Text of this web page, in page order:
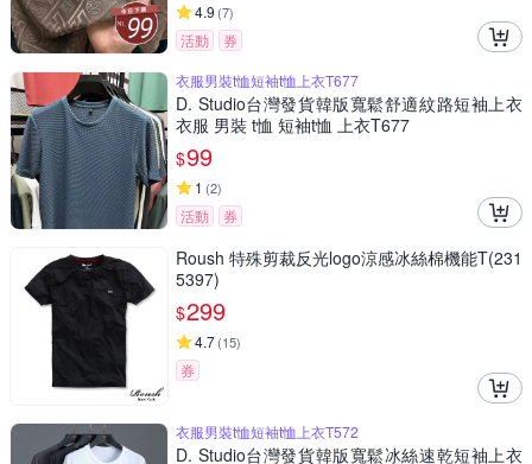
4.9 (7)
活動
券
衣服男裝t恤短袖t恤上衣T677
D. Studio台灣發貨韓版寬鬆舒適紋路短袖上衣
衣服 男裝 t恤 短袖t恤 上衣T677
$99
1 (2)
活動 券
Roush 特殊剪裁反光logo涼感冰絲棉機能T(231
5397)
$299
4.7(15)
券
衣服男裝t恤短袖t恤上衣T572
D. Studio台灣發貨韓版寬鬆冰絲速乾短袖上衣